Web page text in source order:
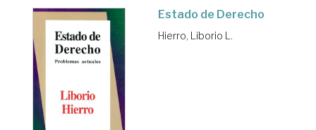
Estado de Derecho
Hierro, Liborio L.